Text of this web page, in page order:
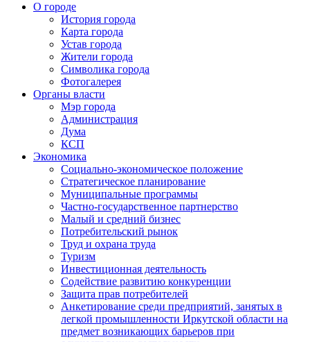
О городе
История города
Карта города
Устав города
Жители города
Символика города
Фотогалерея
Органы власти
Мэр города
Администрация
Дума
КСП
Экономика
Социально-экономическое положение
Стратегическое планирование
Муниципальные программы
Частно-государственное партнерство
Малый и средний бизнес
Потребительский рынок
Труд и охрана труда
Туризм
Инвестиционная деятельность
Содействие развитию конкуренции
Защита прав потребителей
Анкетирование среди предприятий, занятых в
легкой промышленности Иркутской области на
предмет возникающих барьеров при